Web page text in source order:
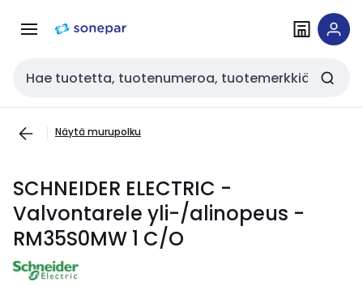
navigointiinsisältöön
Haku
Näytä murupolku
SCHNEIDER ELECTRIC -
Valvontarele yli-/alinopeus -
RM35S0MW 1 C/O